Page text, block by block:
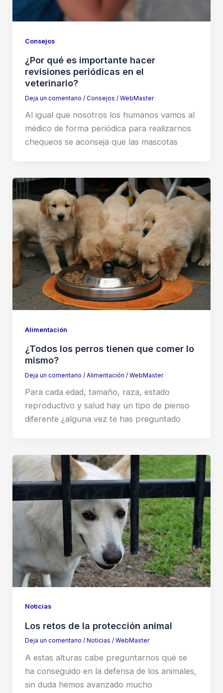
Consejos
¿Por qué es importante hacer
revisiones periódicas en el
veterinario?
Deja un comentario / Consejos / WebMaster
Al igual que nosotros los humanos vamos al
médico de forma periódica para realizarnos
chequeos se aconseja que las mascotas
Alimentación
¿Todos los perros tienen que comer lo
mismo?
Deja un comentario / Alimentación / WebMaster
Para cada edad, tamaño, raza, estado
reproductivo y salud hay un tipo de pienso
diferente ¿alguna vez te has preguntado
Noticias
Los retos de la protección animal
Deja un comentario / Noticias / WebMaster
A estas alturas cabe preguntarnos qué se
ha conseguido en la defensa de los animales,
sin duda hemos avanzado mucho